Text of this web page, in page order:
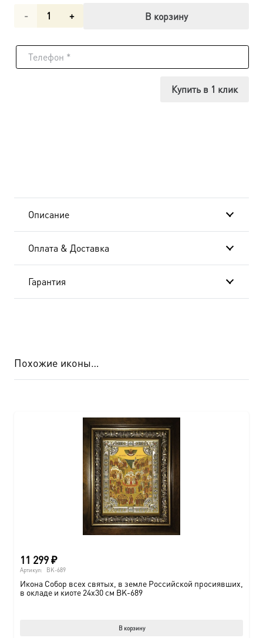
Количество
Вера,
(арт.00908)
В корзину
Купить в 1 клик
Описание
Оплата & Доставка
Гарантия
Похожие иконы…
11 299₽
Артикул: BK-689
Икона Собор всех святых, в земле Российской просиявших,
в окладе и киоте 24х30 см BK-689
В корзину